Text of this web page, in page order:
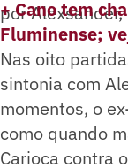
por
+ Cano tem
Fluminense;
Nas oito
sintonia com
momentos, o
como quando
Carioca contra